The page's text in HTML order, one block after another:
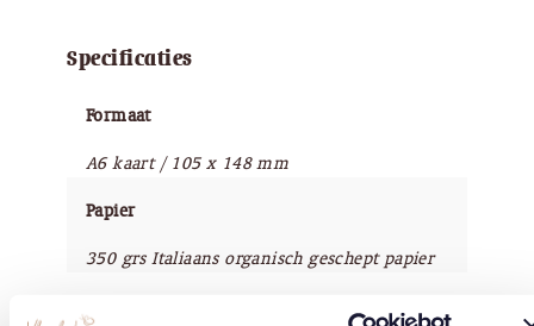
Specificaties
Formaat
A6 kaart / 105 x 148 mm
Papier
350 grs Italiaans organisch geschept papier